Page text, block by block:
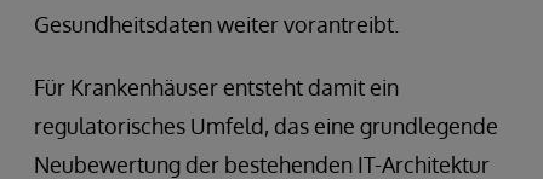
Gesundheitsdaten weiter vorantreibt.
Für Krankenhäuser entsteht damit ein
regulatorisches Umfeld, das eine grundlegende
Neubewertung der bestehenden IT-Architektur